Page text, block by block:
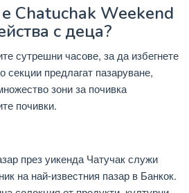
Chatuchak Weekend
с деца?
сутрешни часове, за да избегнете
секции предлагат пазаруване,
зони за почивка
почивки.
през уикенда Чатучак служи
на най-известния пазар в Банкок.